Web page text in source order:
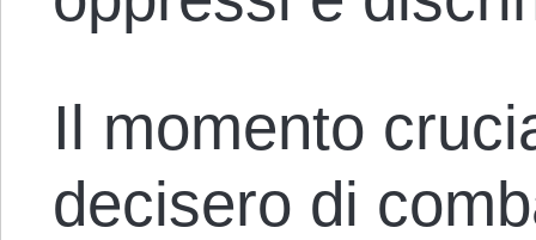
Il momento
decisero di